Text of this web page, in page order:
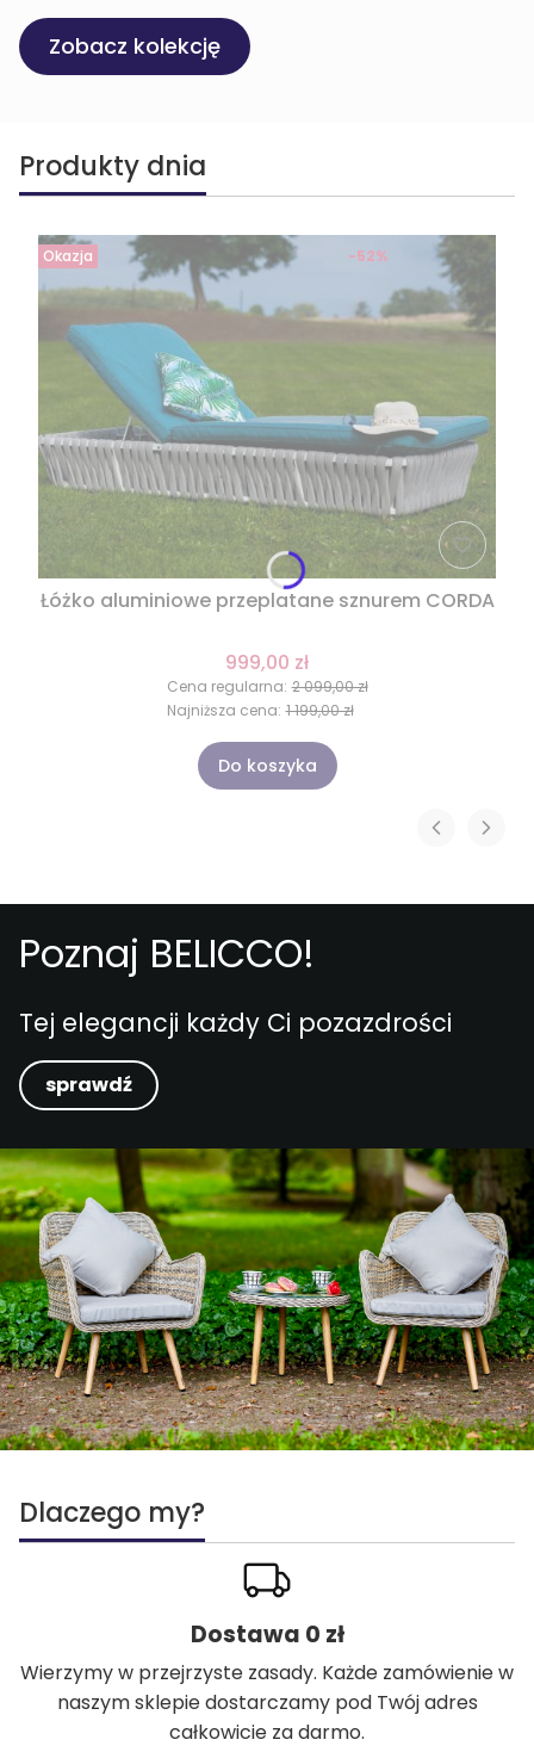
Zobacz kolekcję
Produkty dnia
Okazja
Łóżko aluminiowe przeplatane sznurem CORDA
999,00 zł
Cena regularna: 2 099,00 zł
-52%
Najniższa cena: 1 199,00 zł
Do koszyka
Poznaj BELICCO!
Tej elegancji każdy Ci pozazdrości
sprawdź
Dlaczego my?
Dostawa 0 zł
Wierzymy w przejrzyste zasady. Każde zamówienie w
naszym sklepie dostarczamy pod Twój adres
całkowicie za darmo.